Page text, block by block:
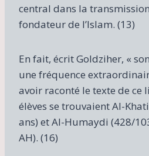
central dans la
fondateur de l’Islam. (13)
En fait, écrit Goldziher, «
une fréquence
avoir raconté le texte de ce
élèves se trouvaient Al-
ans) et Al-Humaydi (428/
AH). (16)